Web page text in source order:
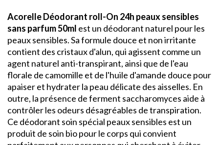
Acorelle Déodorant roll-On 24h peaux sensibles
sans parfum 50ml est un déodorant naturel pour les
peaux sensibles. Sa formule douce et non irritante
contient des cristaux d'alun, qui agissent comme un
agent naturel anti-transpirant, ainsi que de l'eau
florale de camomille et de l'huile d'amande douce pour
apaiser et hydrater la peau délicate des aisselles. En
outre, la présence de ferment saccharomyces aide à
contrôler les odeurs désagréables de transpiration.
Ce déodorant soin spécial peaux sensibles est un
produit de soin bio pour le corps qui convient